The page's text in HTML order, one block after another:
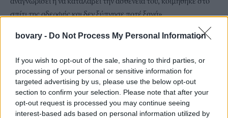
bovary - Do Not Process My Personal Information
If you wish to opt-out of the sale, sharing to third parties, or
processing of your personal or sensitive information for
targeted advertising by us, please use the below opt-out
section to confirm your selection. Please note that after your
opt-out request is processed you may continue seeing
interest-based ads based on personal information utilized by
σπίτι της αδερφής και δεν ξύπνησε ποτέ ξανά».
προτάθηκε για Όσκαρ Α’ Ανδρικού Ρόλου για
την ερμηνεία του, αλλά και για Όσκαρ Καλύτερου
Michael Radford, Furio Scarpelli και Giacomo Scarpelli.
Νικητής της βραδιάς όμως ήταν ο Nicolas Cage για την
ερμηνεία του στην ταινία «Leaving Las Vegas».